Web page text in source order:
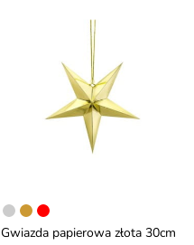
Gwiazda papierowa złota 30cm